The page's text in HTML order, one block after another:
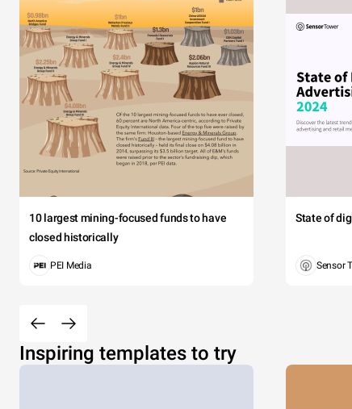
10 largest mining-focused funds to have
closed historically
PEI Media
State of
Sensor
Inspiring templates to try